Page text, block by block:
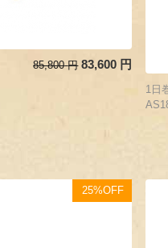
85,800 円 83,600 円
1日
25%OFF